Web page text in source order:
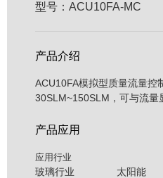
型号：ACU10FA-MC
产品介绍
ACU10FA模拟型质量流量控
30SLM~150SLM，可与流量
产品应用
应用行业
玻璃行业 太阳